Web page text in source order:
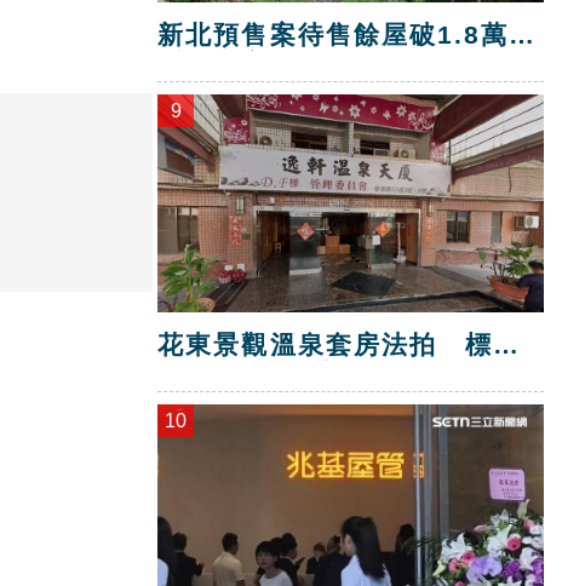
新北預售案待售餘屋破1.8萬
9
花東景觀溫泉套房法拍 標脫
10